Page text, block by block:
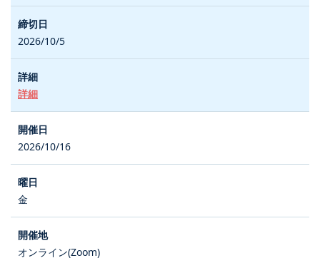
2026/10/5
詳細
2026/10/16
金
オンライン(Zoom)